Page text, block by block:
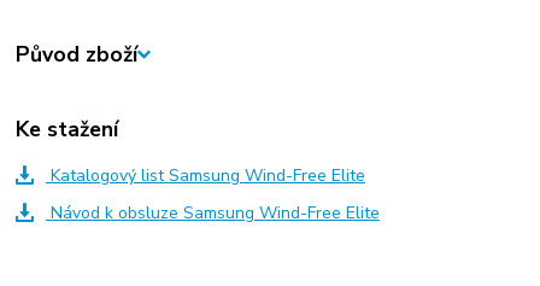
Původ zboží
Ke stažení
Katalogový list Samsung Wind-Free Elite
Návod k obsluze Samsung Wind-Free Elite